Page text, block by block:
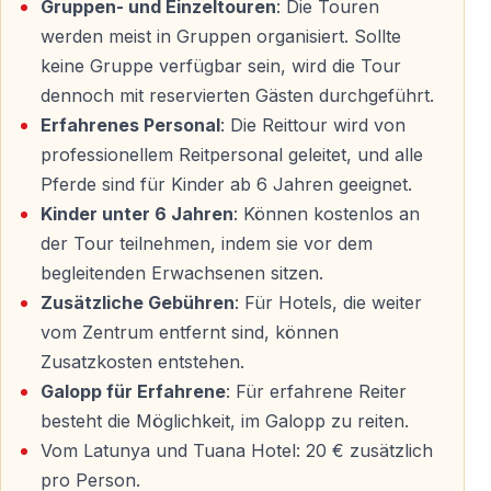
Für Alle Reitniveaus Geeignet — Auch für
Anfänger
Vorkenntnisse sind nicht erforderlich. Die Touren sind
auf unterschiedliche Erfahrungsstufen abgestimmt.
— Kurze, verständliche Einführung vor dem Start
— Kleine Gruppen mit persönlicher Betreuung
— Geeignete Optionen für Kinder
Erfahrene Reiter können — je nach Verfügbarkeit —
längere oder anspruchsvollere Strecken wählen.
Was macht dieses Erlebnis besonders?
Reiten in Fethiye ist kein Massentourismus — es ist
Gruppen- und Einzeltouren: Die Touren
werden meist in Gruppen organisiert. Sollte
keine Gruppe verfügbar sein, wird die Tour
dennoch mit reservierten Gästen durchgeführt.
Erfahrenes Personal: Die Reittour wird von
professionellem Reitpersonal geleitet, und alle
Pferde sind für Kinder ab 6 Jahren geeignet.
Kinder unter 6 Jahren: Können kostenlos an
der Tour teilnehmen, indem sie vor dem
begleitenden Erwachsenen sitzen.
Zusätzliche Gebühren: Für Hotels, die weiter
vom Zentrum entfernt sind, können
Zusatzkosten entstehen.
Galopp für Erfahrene: Für erfahrene Reiter
besteht die Möglichkeit, im Galopp zu reiten.
Vom Latunya und Tuana Hotel: 20 € zusätzlich
pro Person.